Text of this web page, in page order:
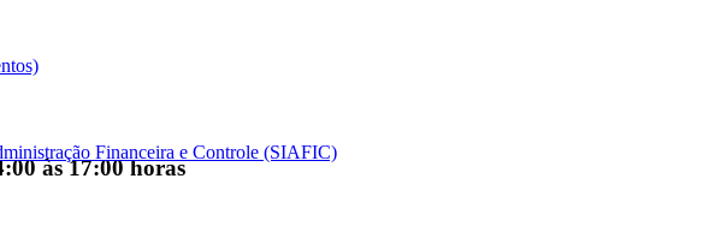
às 17:00 horas
Financeira e Controle (SIAFIC)